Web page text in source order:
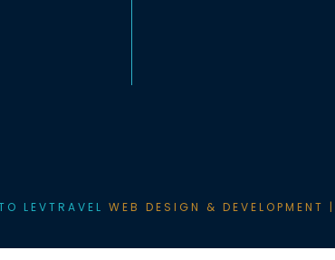
LEVTRAVEL WEB DESIGN &